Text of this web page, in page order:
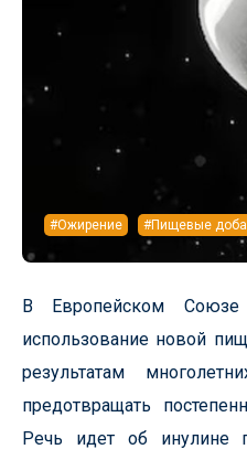
#Ожирение #Пищевые
В Европейском Союзе
использование новой
результатам
предотвращать
Речь идет об инулине